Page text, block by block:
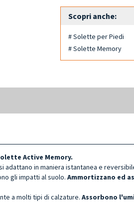
Scopri anche:
# Solette per Piedi
# Solette Memory
Active Memory.
adattano in maniera istantanea e
gli impatti al suolo. Ammortizzano ed
a molti tipi di calzature. Assorbono